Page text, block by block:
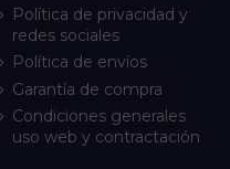
Política de privacidad y
redes sociales
Política de envíos
Garantía de compra
Condiciones generales
uso web y contractación